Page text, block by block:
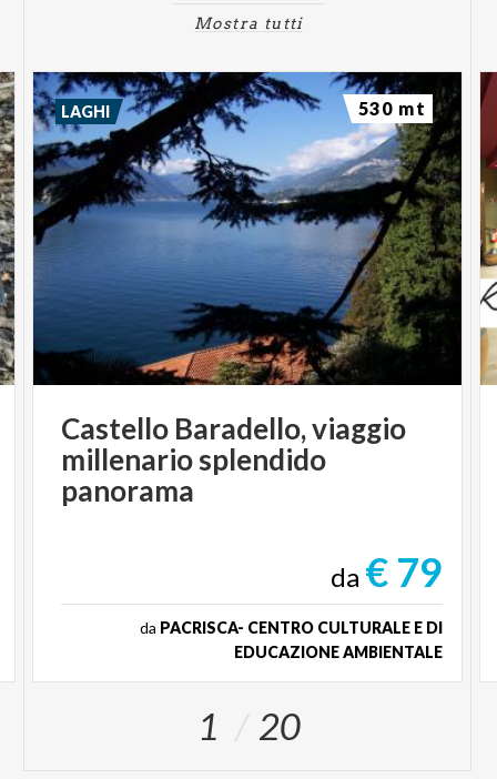
Mostra tutti
Castello Baradello, viaggio
millenario splendido
panorama
da € 79
da PACRISCA- CENTRO CULTURALE E DI
EDUCAZIONE AMBIENTALE
LAGHI 530 mt
1 20